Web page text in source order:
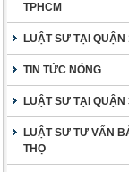
TPHCM
LUẬT SƯ TẠI QUẬN
TIN TỨC NÓNG
LUẬT SƯ TẠI QUẬN
LUẬT SƯ TƯ VẤN
THỌ